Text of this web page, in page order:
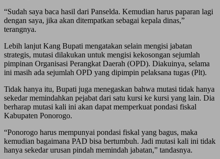
“Sudah saya baca hasil dari Panselda. Kemudian harus paparan lagi
dengan saya, jika akan ditempatkan sebagai kepala dinas,”
terangnya.
Lebih lanjut Kang Bupati mengatakan selain mengisi jabatan
strategis, mutasi dilakukan untuk mengisi kekosongan sejumlah
pimpinan Organisasi Perangkat Daerah (OPD). Diakuinya, selama
ini masih ada sejumlah OPD yang dipimpin pelaksana tugas (Plt).
Tidak hanya itu, Bupati juga menegaskan bahwa mutasi tidak hanya
sekedar memindahkan pejabat dari satu kursi ke kursi yang lain. Dia
berharap mutasi kali ini akan dapat memperkuat pondasi fiskal
Kabupaten Ponorogo.
“Ponorogo harus mempunyai pondasi fiskal yang bagus, maka
kemudian bagaimana PAD bisa bertumbuh. Jadi mutasi kali ini tidak
hanya sekedar urusan pindah memindah jabatan,” tandasnya.